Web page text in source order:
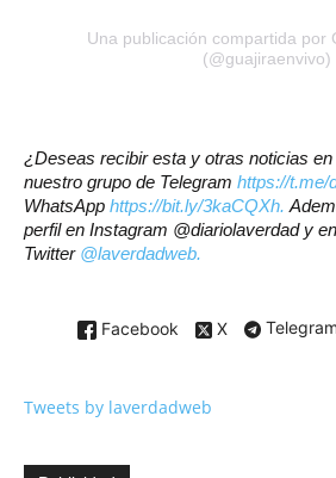
Una publicación compartida por
(@guajiraenvivo)
¿Deseas recibir esta y otras noticias
nuestro grupo de Telegram https://t.me/
WhatsApp https://bit.ly/3kaCQXh.
perfil en Instagram @diariolaverdad y
Twitter @laverdadweb.
Facebook X Telegram
Tweets by laverdadweb